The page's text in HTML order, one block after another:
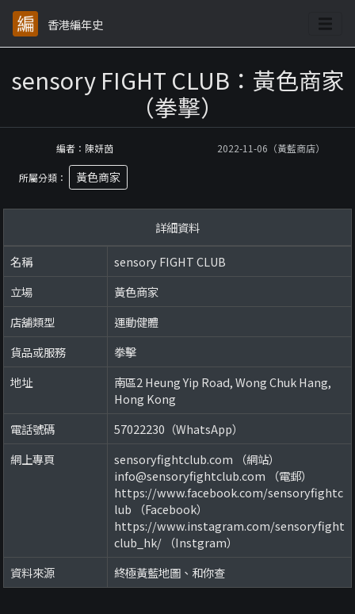
香港編年史
sensory FIGHT CLUB：黃色商家
（拳擊）
編者：陳妍茵 2022-11-06（黃藍商店）
所屬分類： 黃色商家
詳細資料
名稱
sensory FIGHT CLUB
立場
黃色商家
店舖類型
運動健體
貨品或服務
拳擊
地址
南區2 Heung Yip Road, Wong Chuk Hang,
Hong Kong
電話號碼
57022230（WhatsApp）
網上專頁
sensoryfightclub.com （網站）
info@sensoryfightclub.com （電郵）
https://www.facebook.com/sensoryfightc
lub （Facebook）
https://www.instagram.com/sensoryfight
club_hk/ （Instgram）
資料來源
終極黃藍地圖、和你查